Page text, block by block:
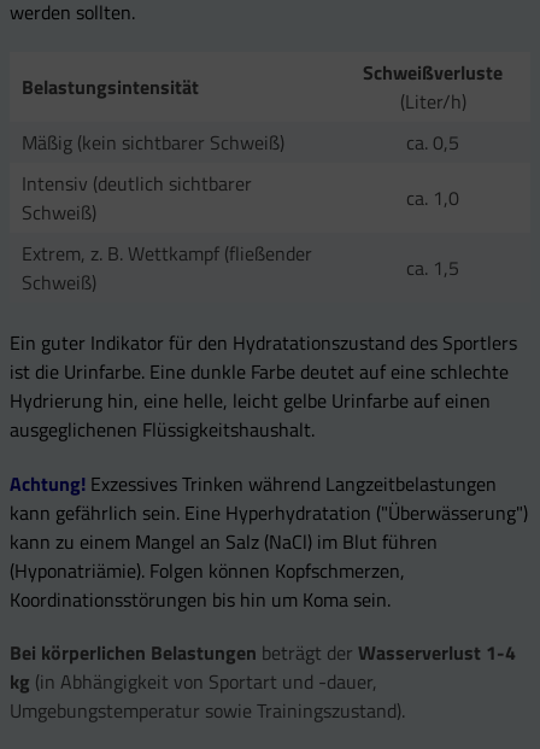
werden sollten.
Belastungsintensität
Schweißverluste
(Liter/h)
Mäßig (kein sichtbarer Schweiß)
ca. 0,5
Intensiv (deutlich sichtbarer
Schweiß)
ca. 1,0
Extrem, z. B. Wettkampf (fließender
Schweiß)
ca. 1,5
Ein guter Indikator für den Hydratationszustand des Sportlers
ist die Urinfarbe. Eine dunkle Farbe deutet auf eine schlechte
Hydrierung hin, eine helle, leicht gelbe Urinfarbe auf einen
ausgeglichenen Flüssigkeitshaushalt.
Achtung! Exzessives Trinken während Langzeitbelastungen
kann gefährlich sein. Eine Hyperhydratation ("Überwässerung")
kann zu einem Mangel an Salz (NaCl) im Blut führen
(Hyponatriämie). Folgen können Kopfschmerzen,
Koordinationsstörungen bis hin um Koma sein.
Bei körperlichen Belastungen beträgt der Wasserverlust 1-4
kg (in Abhängigkeit von Sportart und -dauer,
Umgebungstemperatur sowie Trainingszustand).